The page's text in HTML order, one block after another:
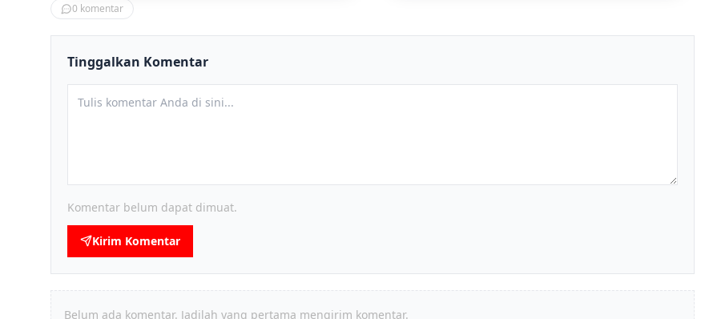
0 komentar
Tinggalkan Komentar
Komentar belum dapat dimuat.
Kirim Komentar
Belum ada komentar. Jadilah yang pertama mengirim komentar.